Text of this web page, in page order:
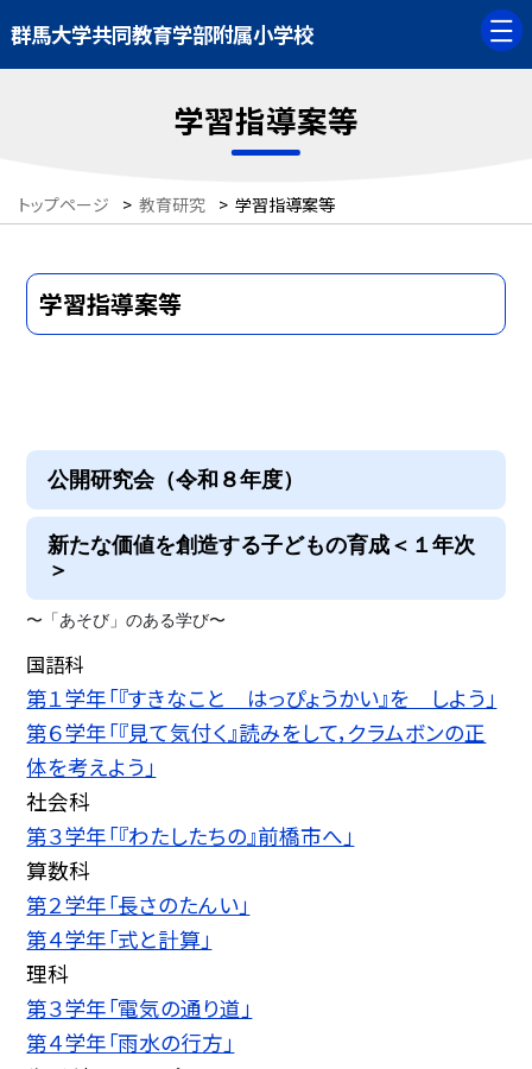
群馬大学共同教育学部附属小学校
学習指導案等
トップページ > 教育研究 > 学習指導案等
学習指導案等
公開研究会（令和８年度）
新たな価値を創造する子どもの育成＜１年次
＞
〜「あそび」のある学び〜
国語科
第１学年「『すきなこと はっぴょうかい』を しよう」
第６学年「『見て気付く』読みをして，クラムボンの正
体を考えよう」
社会科
第３学年「『わたしたちの』前橋市へ」
算数科
第２学年「長さのたんい」
第４学年「式と計算」
理科
第３学年「電気の通り道」
第４学年「雨水の行方」